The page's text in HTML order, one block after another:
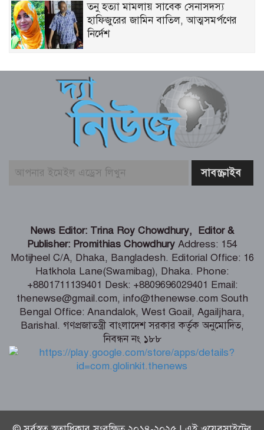
তনু হত্যা মামলায় সাবেক সেনাসদস্য
হাফিজুরের জামিন বাতিল, আত্মসমর্পণের
নির্দেশ
যুবকের মৃত্যু
পাইকগাছায় ছাত্র ও দরিদ্র মানুষের মাঝে
সাইকেল, সেলাই মেশিন ও ভ্যান বিতরণ
মার্কিন প্রশান্ত মহাসাগরীয় নৌবহর
কমান্ডারের বাংলাদেশ সফর শেষ
ভারতীয় হাইক‌মিশনা‌রের স‌ঙ্গে আইএবিডির
প্রতি‌নি‌ধিদ‌লের সাক্ষাৎ
গ্যাস-বিদ্যুৎ সংকটের জবাব চেয়ে
প্রধানমন্ত্রীর কাছে স্মারকলিপি ১১ দলের
পররাষ্ট্রমন্ত্রীর কা‌ছে ইউএনডিপির আবাসিক
প্রতিনিধির পরিচয়পত্র পেশ
News Editor: Trina Roy Chowdhury, Editor &
Publisher: Promithias Chowdhury Address: 154
Motijheel C/A, Dhaka, Bangladesh. Editorial Office: 16
Hatkhola Lane(Swamibag), Dhaka. Phone:
+8801711139401 Desk: +8809696029401 Email:
thenewse@gmail.com, info@thenewse.com South
Bengal Office: Anandalok, West Goail, Agailjhara,
Barishal. গণপ্রজাতন্ত্রী বাংলাদেশ সরকার কর্তৃক অনুমোদিত,
নিবন্ধন নং ১৮৮